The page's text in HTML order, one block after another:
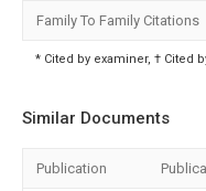
Family To Family Citations
* Cited by examiner, † Cited
Similar Documents
Publication